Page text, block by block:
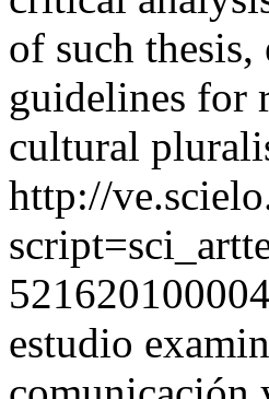
of such
guidelines for
cultural
http://
estudio